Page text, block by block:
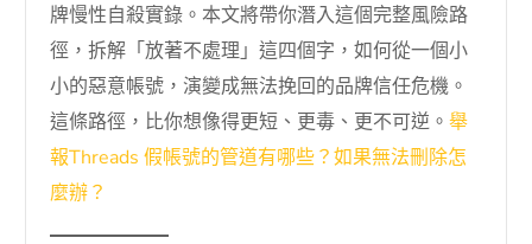
牌慢性自殺實錄。本文將帶你潛入這個完整風險路
徑，拆解「放著不處理」這四個字，如何從一個小
小的惡意帳號，演變成無法挽回的品牌信任危機。
這條路徑，比你想像得更短、更毒、更不可逆。舉
報Threads 假帳號的管道有哪些？如果無法刪除怎
麼辦？